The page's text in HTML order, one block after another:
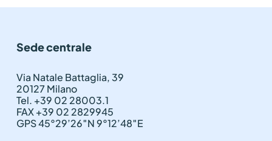
Sede centrale
Via Natale Battaglia, 39
20127 Milano
Tel. +39 02 28003.1
FAX +39 02 2829945
GPS 45°29’26″N 9°12’48″E